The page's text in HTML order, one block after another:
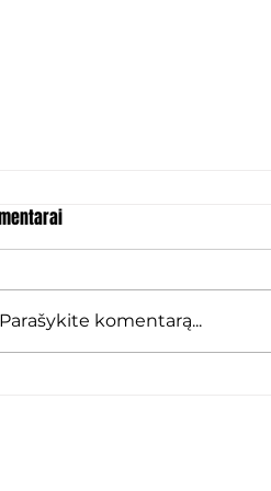
Parašykite komentarą...